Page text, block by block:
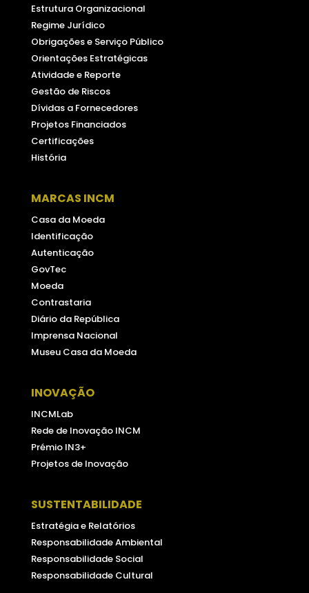
Estrutura Organizacional
Regime Jurídico
Obrigações e Serviço Público
Orientações Estratégicas
Atividade e Reporte
Gestão de Riscos
Dívidas a Fornecedores
Projetos Financiados
Certificações
História
MARCAS INCM
Casa da Moeda
Identificação
Autenticação
GovTec
Moeda
Contrastaria
Diário da República
Imprensa Nacional
Museu Casa da Moeda
INOVAÇÃO
INCMLab
Rede de Inovação INCM
Prémio IN3+
Projetos de Inovação
SUSTENTABILIDADE
Estratégia e Relatórios
Responsabilidade Ambiental
Responsabilidade Social
Responsabilidade Cultural